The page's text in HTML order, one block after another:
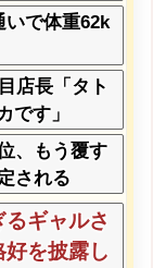
w w
いで体重62k
店長「タト
です」
、もう覆す
される
るギャルさ
を披露し